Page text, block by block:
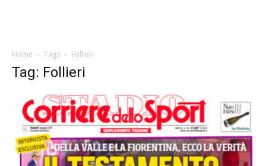
Home Tags Follieri
Tag: Follieri